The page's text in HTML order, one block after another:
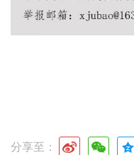
分享至：